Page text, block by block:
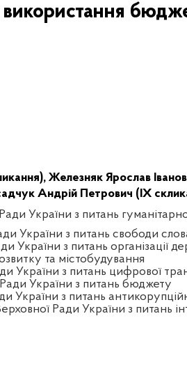
Железняк Ярослав
Андрій Петрович (IX
України з питань
України з питань свободи
України з питань організації
та містобудування
України з питань цифрової
України з питань бюджету
України з питань
Ради України з питань